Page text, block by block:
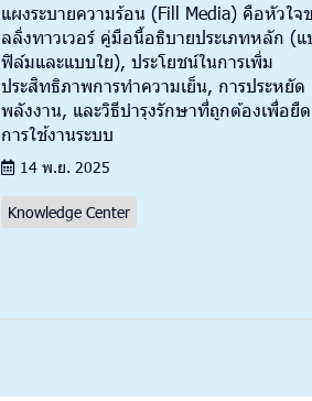
แผงระบายความร้อน (Fill Media) คือหัวใจ
ลลิ่งทาวเวอร์ คู่มือนี้อธิบายประเภทหลัก (แ
ฟิล์มและแบบใย), ประโยชน์ในการเพิ่ม
ประสิทธิภาพการทำความเย็น, การประหยัด
พลังงาน, และวิธีบำรุงรักษาที่ถูกต้องเพื่อยื
การใช้งานระบบ
14 พ.ย. 2025
Knowledge Center